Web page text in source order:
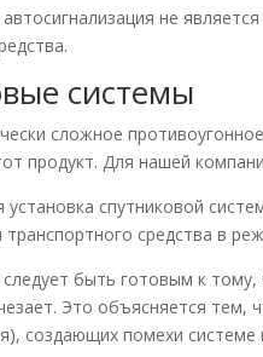
не
системы
сложное
продукт. Для нашей
установка спутниковой
средства в
следует быть готовым к
Это объясняется
создающих помехи системе